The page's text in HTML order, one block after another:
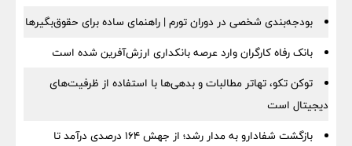
بودجه‌بندی شخصی در دوران تورم | راهنمای ساده برای حقوق‌بگیرها
بانک رفاه کارگران وارد عرصه بانکداری ارزش‌آفرین شده است
توکن تکو، تهاتر مطالبات و بدهی‌ها با استفاده از ظرفیت‌های
دیجیتال است
بازگشت شفادارو به مدار رشد؛ از جهش ۱۶۴ درصدی درآمد تا